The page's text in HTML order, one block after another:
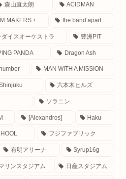
森山直太朗 ACIDMAN
MAKERS + the band apart
イスオーケストラ 豊洲PIT
PANDA Dragon Ash
MAN WITH A MISSION
六本木ヒルズ
ソラニン
[Alexandros] Haku
フジファブリック
有明アリーナ Syrup16g
リンスタジアム 日産スタジアム